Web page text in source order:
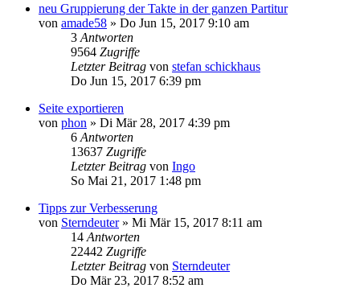
neu Gruppierung der Takte in der ganzen Partitur
von amade58 » Do Jun 15, 2017 9:10 am
3 Antworten
9564 Zugriffe
Letzter Beitrag von stefan schickhaus
Do Jun 15, 2017 6:39 pm
Seite exportieren
von phon » Di Mär 28, 2017 4:39 pm
6 Antworten
13637 Zugriffe
Letzter Beitrag von Ingo
So Mai 21, 2017 1:48 pm
Tipps zur Verbesserung
von Sterndeuter» Mi Mär 15, 2017 8:11 am
14 Antworten
22442 Zugriffe
Letzter Beitrag von Sterndeuter
Do Mär 23, 2017 8:52 am